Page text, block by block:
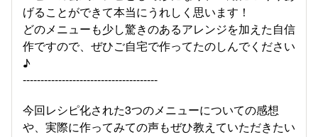
げることができて本当にうれしく思います！
どのメニューも少し驚きのあるアレンジを加えた自信
作ですので、ぜひご自宅で作ってたのしんでください
♪
--------------------------------------
今回レシピ化された3つのメニューについての感想
や、実際に作ってみての声もぜひ教えていただきたい